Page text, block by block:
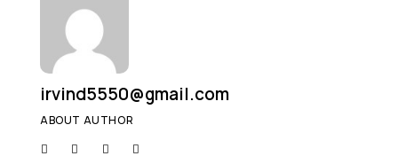
irvind5550@gmail.com
ABOUT AUTHOR